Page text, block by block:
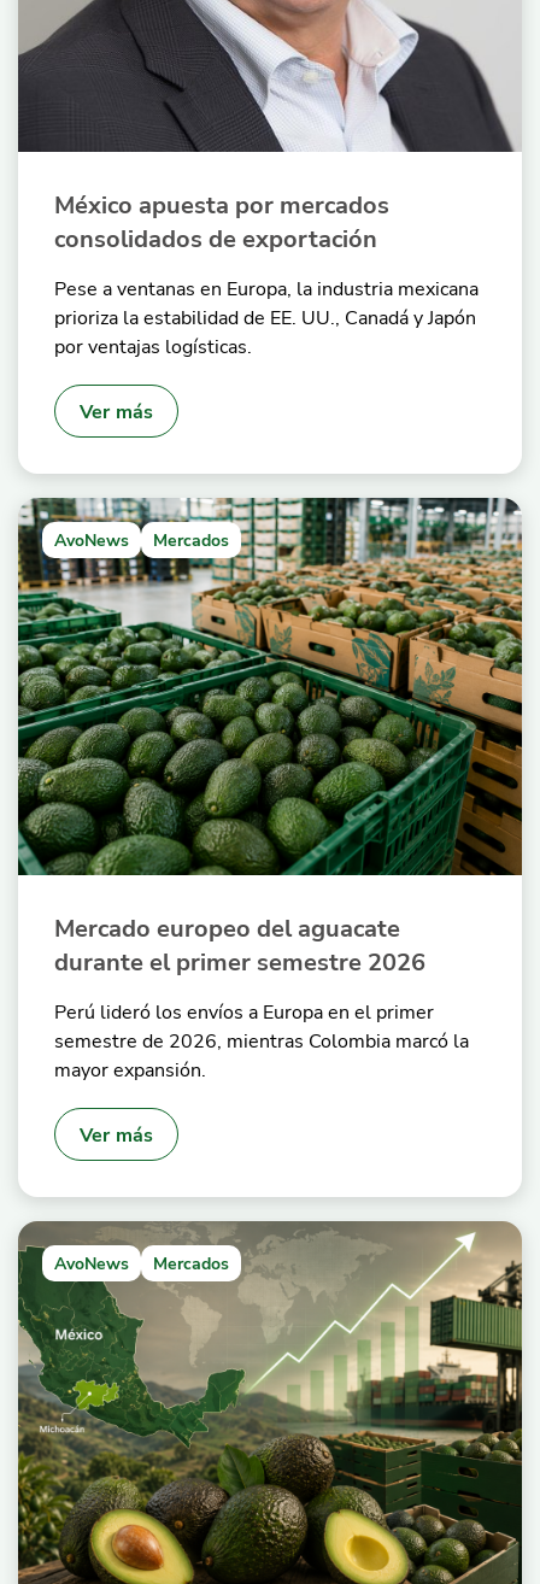
México apuesta por mercados
consolidados de exportación
Pese a ventanas en Europa, la industria mexicana
prioriza la estabilidad de EE. UU., Canadá y Japón
por ventajas logísticas.
Ver más
AvoNews Mercados
Mercado europeo del aguacate
durante el primer semestre 2026
Perú lideró los envíos a Europa en el primer
semestre de 2026, mientras Colombia marcó la
mayor expansión.
Ver más
AvoNews Mercados